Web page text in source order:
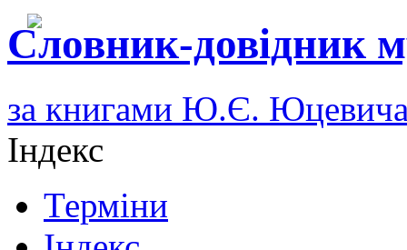
Словник-довідник
за книгами Ю.Є.
Індекс
Терміни